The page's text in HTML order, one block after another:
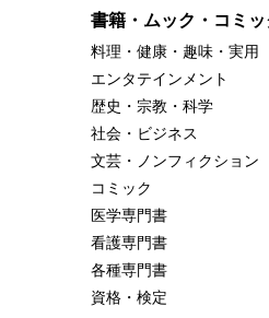
書籍・ムック・コミッ
料理・健康・趣味・実用
エンタテインメント
歴史・宗教・科学
社会・ビジネス
文芸・ノンフィクション
コミック
医学専門書
看護専門書
各種専門書
資格・検定